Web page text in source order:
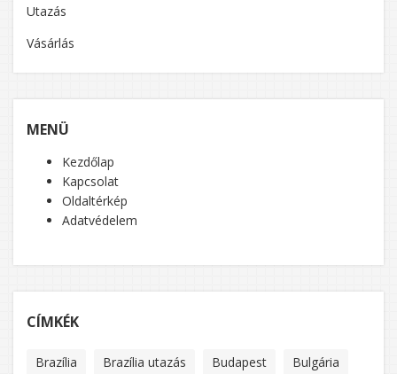
Utazás
Vásárlás
MENÜ
Kezdőlap
Kapcsolat
Oldaltérkép
Adatvédelem
CÍMKÉK
Brazília Brazília utazás Budapest Bulgária